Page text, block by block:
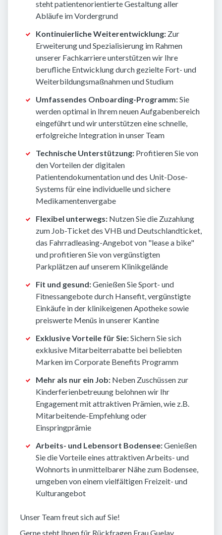
steht patientenorientierte Gestaltung aller
Abläufe im Vordergrund
Kontinuierliche Weiterentwicklung: Zur
Erweiterung und Spezialisierung im Rahmen
unserer Fachkarriere unterstützen wir Ihre
berufliche Entwicklung durch gezielte Fort- und
Weiterbildungsmaßnahmen und Studium
Umfassendes Onboarding-Programm:Sie
werden optimal in Ihrem neuen Aufgabenbereich
eingeführt und wir unterstützen eine schnelle,
erfolgreiche Integration in unser Team
Technische Unterstützung: Profitieren Sie von
den Vorteilen der digitalen
Patientendokumentation und des Unit-Dose-
Systems für eine individuelle und sichere
Medikamentenvergabe
Flexibel unterwegs: Nutzen Sie die Zuzahlung
zum Job-Ticket des VHB und Deutschlandticket,
das Fahrradleasing-Angebot von "lease a bike"
und profitieren Sie von vergünstigten
Parkplätzen auf unserem Klinikgelände
Fit und gesund:Genießen Sie Sport- und
Fitnessangebote durch Hansefit, vergünstigte
Einkäufe in der klinikeigenen Apotheke sowie
preiswerte Menüs in unserer Kantine
Exklusive Vorteile für Sie:Sichern Sie sich
exklusive Mitarbeiterrabatte bei beliebten
Marken im Corporate Benefits Programm
Mehr als nur ein Job: Neben Zuschüssen zur
Kinderferienbetreuung belohnen wir Ihr
Engagement mit attraktiven Prämien, wie z.B.
Mitarbeitende-Empfehlung oder
Einspringprämie
Arbeits- und Lebensort Bodensee:Genießen
Sie die Vorteile eines attraktiven Arbeits- und
Wohnorts in unmittelbarer Nähe zum Bodensee,
umgeben von einem vielfältigen Freizeit- und
Kulturangebot
Unser Team freut sich auf Sie!
Gerne steht Ihnen für Rückfragen Frau Guelay